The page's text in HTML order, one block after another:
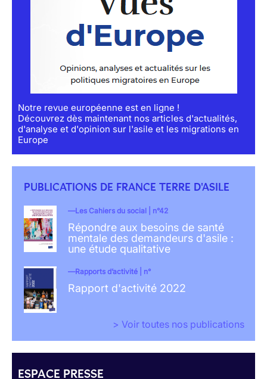
Notre revue européenne est en ligne !
Découvrez dès maintenant nos articles d'actualités,
d'analyse et d'opinion sur l'asile et les migrations en
Europe
PUBLICATIONS DE FRANCE TERRE D'ASILE
Les Cahiers du social | n°42
Répondre aux besoins de santé
mentale des demandeurs d'asile :
une étude qualitative
Rapports d’activité | n°
Rapport d'activité 2022
> Voir toutes nos publications
ESPACE PRESSE